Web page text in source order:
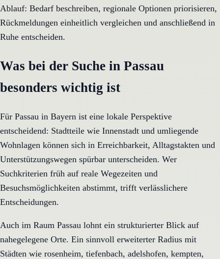
Ablauf: Bedarf beschreiben, regionale Optionen priorisieren,
Rückmeldungen einheitlich vergleichen und anschließend in
Ruhe entscheiden.
Was bei der Suche in Passau
besonders wichtig ist
Für Passau in Bayern ist eine lokale Perspektive
entscheidend: Stadtteile wie Innenstadt und umliegende
Wohnlagen können sich in Erreichbarkeit, Alltagstakten und
Unterstützungswegen spürbar unterscheiden. Wer
Suchkriterien früh auf reale Wegezeiten und
Besuchsmöglichkeiten abstimmt, trifft verlässlichere
Entscheidungen.
Auch im Raum Passau lohnt ein strukturierter Blick auf
nahegelegene Orte. Ein sinnvoll erweiterter Radius mit
Städten wie rosenheim, tiefenbach, adelshofen, kempten,